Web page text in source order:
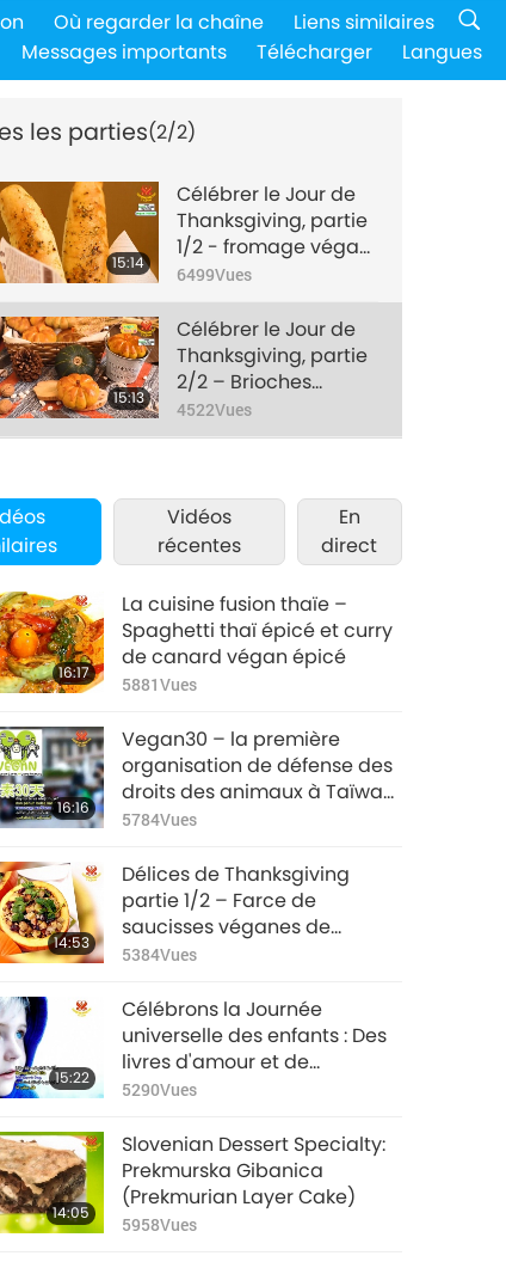
Où regarder la chaîne
Liens similaires
Messages importants Télécharger Langues
les parties(2/2)
15:14
Célébrer le Jour de
Thanksgiving, partie
1/2 - fromage végan
aux herbes et
Gressins au bacon
végan
6499Vues
15:13
Célébrer le Jour de
Thanksgiving, partie
2/2 – Brioches
végétaliennes à la
citrouille avec une
4522Vues
Vidéos
récentes
En
direct
16:17
La cuisine fusion thaïe –
Spaghetti thaï épicé et curry
de canard végan épicé
5881Vues
16:16
Vegan30 – la première
organisation de défense des
droits des animaux à Taïwan
(Formose)
5784Vues
14:53
Délices de Thanksgiving
partie 1/2 – Farce de
saucisses véganes de
Thanksgiving, une spécialité
5384Vues
15:22
Célébrons la Journée
universelle des enfants : Des
livres d'amour et de
compassion pour enfants
5290Vues
14:05
Slovenian Dessert Specialty:
Prekmurska Gibanica
(Prekmurian Layer Cake)
5958Vues